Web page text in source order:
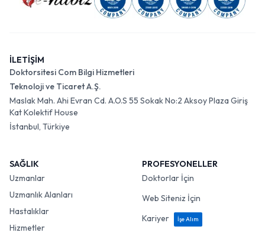
İLETİŞİM
Doktorsitesi Com Bilgi Hizmetleri
Teknoloji ve Ticaret A.Ş.
Maslak Mah. Ahi Evran Cd. A.O.S 55 Sokak No:2 Aksoy Plaza Giriş
Kat Kolektif House
İstanbul, Türkiye
SAĞLIK
Uzmanlar
Uzmanlık Alanları
Hastalıklar
Hizmetler
PROFESYONELLER
Doktorlar İçin
Web Siteniz İçin
Kariyer
İşe Alım